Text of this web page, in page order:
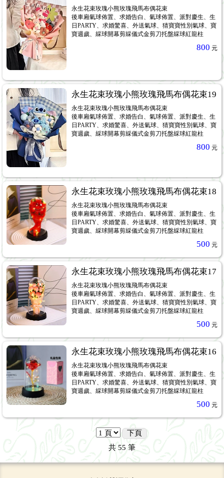
永生花束玫瑰小熊玫瑰飛馬布偶花束
後車廂氣球佈置、求婚告白、氣球佈置、派對慶生、生
日PARTY、求婚驚喜、外送氣球、猜寶寶性別氣球、寶
寶週歲、綵球開幕剪綵儀式金剪刀托盤綵球紅龍柱
800 元
永生花束玫瑰小熊玫瑰飛馬布偶花束19
永生花束玫瑰小熊玫瑰飛馬布偶花束
後車廂氣球佈置、求婚告白、氣球佈置、派對慶生、生
日PARTY、求婚驚喜、外送氣球、猜寶寶性別氣球、寶
寶週歲、綵球開幕剪綵儀式金剪刀托盤綵球紅龍柱
800 元
永生花束玫瑰小熊玫瑰飛馬布偶花束18
永生花束玫瑰小熊玫瑰飛馬布偶花束
後車廂氣球佈置、求婚告白、氣球佈置、派對慶生、生
日PARTY、求婚驚喜、外送氣球、猜寶寶性別氣球、寶
寶週歲、綵球開幕剪綵儀式金剪刀托盤綵球紅龍柱
500 元
永生花束玫瑰小熊玫瑰飛馬布偶花束17
永生花束玫瑰小熊玫瑰飛馬布偶花束
後車廂氣球佈置、求婚告白、氣球佈置、派對慶生、生
日PARTY、求婚驚喜、外送氣球、猜寶寶性別氣球、寶
寶週歲、綵球開幕剪綵儀式金剪刀托盤綵球紅龍柱
500 元
永生花束玫瑰小熊玫瑰飛馬布偶花束16
永生花束玫瑰小熊玫瑰飛馬布偶花束
後車廂氣球佈置、求婚告白、氣球佈置、派對慶生、生
日PARTY、求婚驚喜、外送氣球、猜寶寶性別氣球、寶
寶週歲、綵球開幕剪綵儀式金剪刀托盤綵球紅龍柱
500 元
下頁
共55筆